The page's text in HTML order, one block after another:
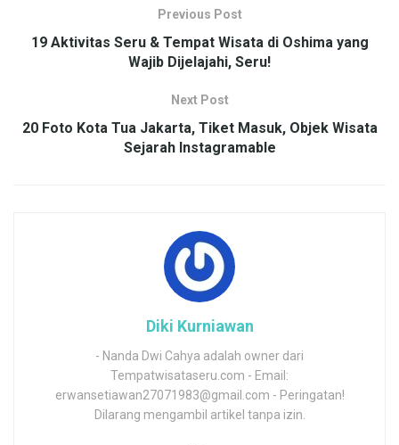
Previous Post
19 Aktivitas Seru & Tempat Wisata di Oshima yang
Wajib Dijelajahi, Seru!
Next Post
20 Foto Kota Tua Jakarta, Tiket Masuk, Objek Wisata
Sejarah Instagramable
Diki Kurniawan
- Nanda Dwi Cahya adalah owner dari
Tempatwisataseru.com - Email:
erwansetiawan27071983@gmail.com - Peringatan!
Dilarang mengambil artikel tanpa izin.